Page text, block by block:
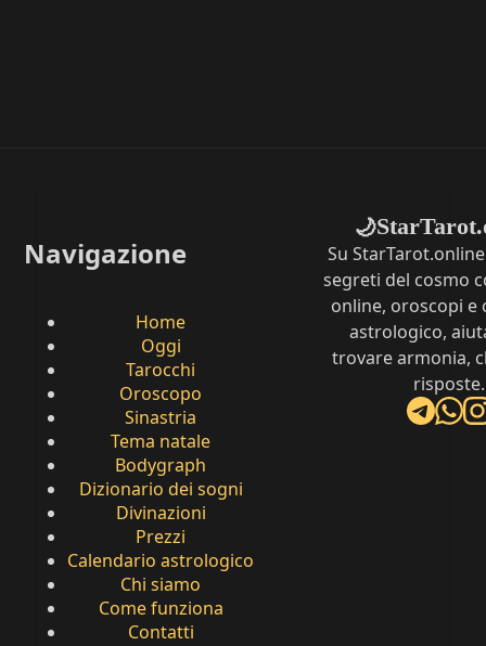
Navigazione
Home
Oggi
Tarocchi
Oroscopo
Sinastria
Tema natale
Bodygraph
Dizionario dei sogni
Divinazioni
Prezzi
Calendario astrologico
Chi siamo
Come funziona
Contatti
🌙
Su
segreti del cosmo
online, oroscopi e
astrologico,
trovare armonia,
risposte.